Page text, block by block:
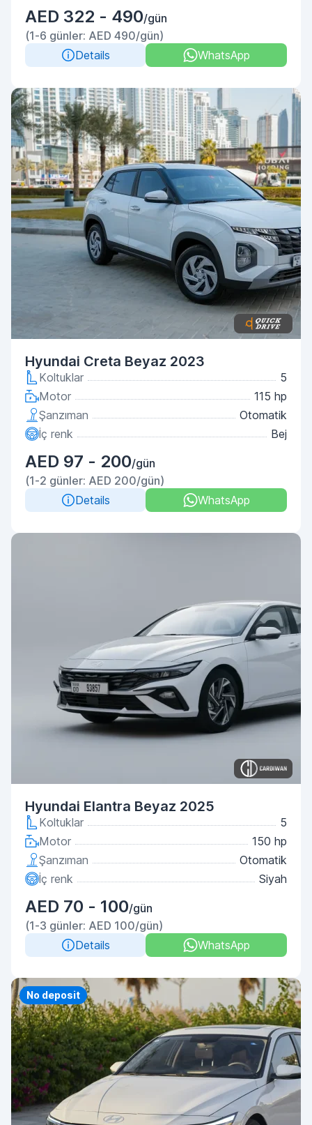
AED 322 - 490/gün
(1-6 günler: AED 490/gün)
Details
WhatsApp
Hyundai Creta Beyaz 2023
Koltuklar
5
Motor
115 hp
Şanzıman
Otomatik
İç renk
Bej
AED 97 - 200/gün
(1-2 günler: AED 200/gün)
Details
WhatsApp
Hyundai Elantra Beyaz 2025
Koltuklar
5
Motor
150 hp
Şanzıman
Otomatik
İç renk
Siyah
AED 70 - 100/gün
(1-3 günler: AED 100/gün)
Details
WhatsApp
No deposit